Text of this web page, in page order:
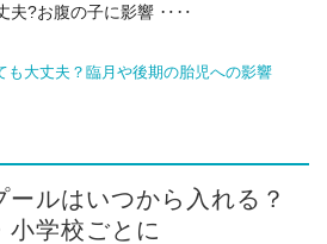
夫?お腹の子に影響 ‥‥
も大丈夫？臨月や後期の胎児への影響
ルはいつから入れる？
小学校ごとに